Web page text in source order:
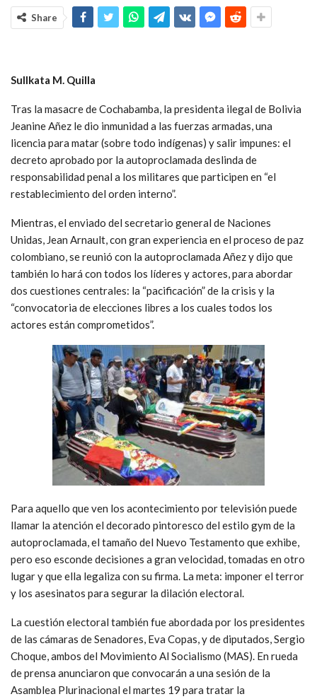
Share
Sullkata M. Quilla
Tras la masacre de Cochabamba, la presidenta ilegal de Bolivia
Jeanine Añez le dio inmunidad a las fuerzas armadas, una
licencia para matar (sobre todo indígenas) y salir impunes: el
decreto aprobado por la autoproclamada deslinda de
responsabilidad penal a los militares que participen en “el
restablecimiento del orden interno”.
Mientras, el enviado del secretario general de Naciones
Unidas, Jean Arnault, con gran experiencia en el proceso de paz
colombiano, se reunió con la autoproclamada Añez y dijo que
también lo hará con todos los líderes y actores, para abordar
dos cuestiones centrales: la “pacificación” de la crisis y la
“convocatoria de elecciones libres a los cuales todos los
actores están comprometidos”.
Para aquello que ven los acontecimiento por televisión puede
llamar la atención el decorado pintoresco del estilo gym de la
autoproclamada, el tamaño del Nuevo Testamento que exhibe,
pero eso esconde decisiones a gran velocidad, tomadas en otro
lugar y que ella legaliza con su firma. La meta: imponer el terror
y los asesinatos para segurar la dilación electoral.
La cuestión electoral también fue abordada por los presidentes
de las cámaras de Senadores, Eva Copas, y de diputados, Sergio
Choque, ambos del Movimiento Al Socialismo (MAS). En rueda
de prensa anunciaron que convocarán a una sesión de la
Asamblea Plurinacional el martes 19 para tratar la